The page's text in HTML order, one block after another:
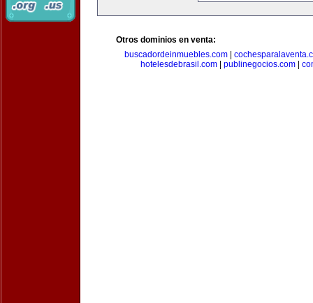
Otros dominios en venta:
buscadordeinmuebles.com
hotelesdebrasil.com
publinegocios.com